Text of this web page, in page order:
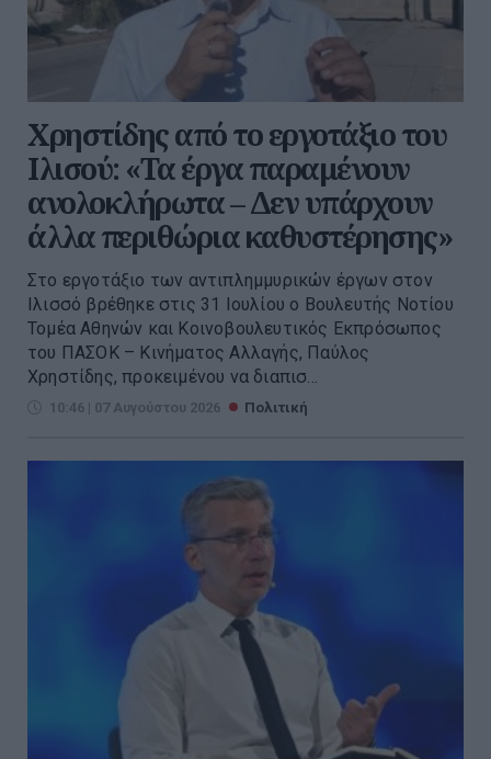
Χρηστίδης από το εργοτάξιο του
Ιλισού: «Τα έργα παραμένουν
ανολοκλήρωτα – Δεν υπάρχουν
άλλα περιθώρια καθυστέρησης»
Στο εργοτάξιο των αντιπλημμυρικών έργων στον
Ιλισσό βρέθηκε στις 31 Ιουλίου ο Βουλευτής Νοτίου
Τομέα Αθηνών και Κοινοβουλευτικός Εκπρόσωπος
του ΠΑΣΟΚ – Κινήματος Αλλαγής, Παύλος
Χρηστίδης, προκειμένου να διαπισ...
10:46 | 07 Αυγούστου 2026 Πολιτική